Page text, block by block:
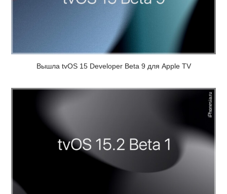
Вышла tvOS 15 Developer Beta 9 для Apple TV